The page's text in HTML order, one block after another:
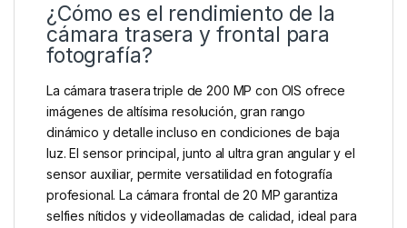
¿Cómo es el rendimiento de la
cámara trasera y frontal para
fotografía?
La cámara trasera triple de 200 MP con OIS ofrece
imágenes de altísima resolución, gran rango
dinámico y detalle incluso en condiciones de baja
luz. El sensor principal, junto al ultra gran angular y el
sensor auxiliar, permite versatilidad en fotografía
profesional. La cámara frontal de 20 MP garantiza
selfies nítidos y videollamadas de calidad, ideal para